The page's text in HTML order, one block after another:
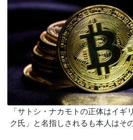
「サトシ・ナカモトの正体はイギ
ク氏」と名指しされるも本人はそ